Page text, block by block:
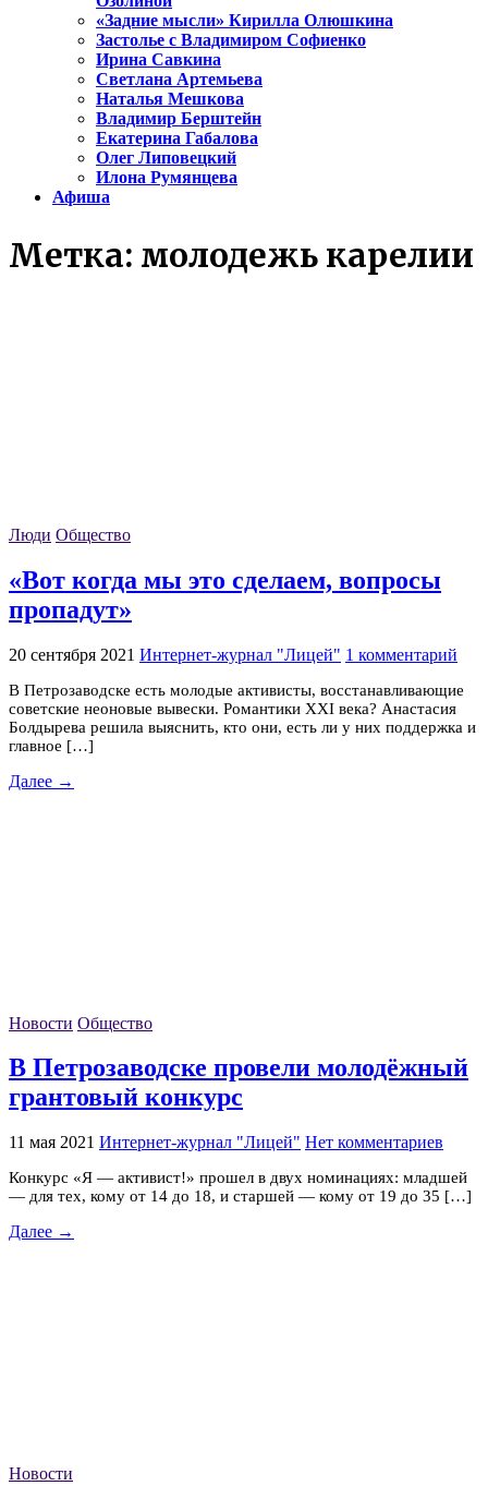
«Задние мысли» Кирилла Олюшкина
Застолье с Владимиром Софиенко
Ирина Савкина
Светлана Артемьева
Наталья Мешкова
Владимир Берштейн
Екатерина Габалова
Олег Липовецкий
Илона Румянцева
Афиша
Метка: молодежь карелии
Люди Общество
«Вот когда мы это сделаем, вопросы
пропадут»
20 сентября 2021 Интернет-журнал "Лицей" 1 комментарий
В Петрозаводске есть молодые активисты, восстанавливающие
советские неоновые вывески. Романтики XXI века? Анастасия
Болдырева решила выяснить, кто они, есть ли у них поддержка и
главное […]
Далее →
Новости Общество
В Петрозаводске провели молодёжный
грантовый конкурс
11 мая 2021 Интернет-журнал "Лицей" Нет комментариев
Конкурс «Я — активист!» прошел в двух номинациях: младшей
— для тех, кому от 14 до 18, и старшей — кому от 19 до 35 […]
Далее →
Новости